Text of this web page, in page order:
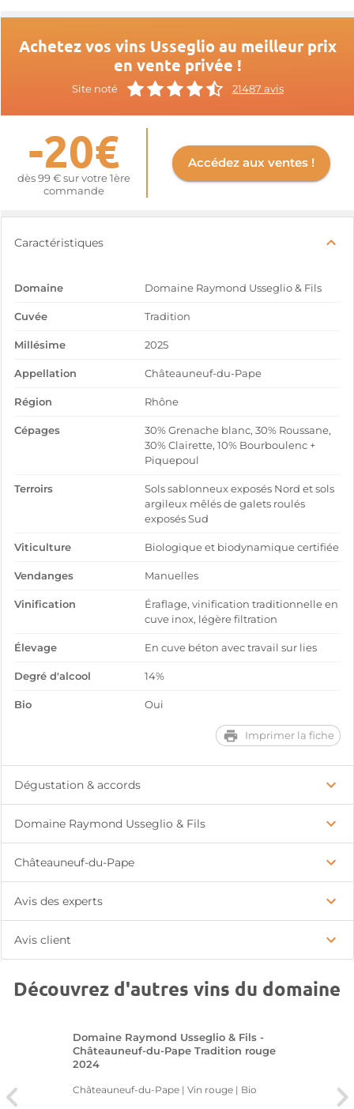
Achetez vos vins Usseglio au meilleur prix
en vente privée !
Site noté 21487 avis
-20€
dès 99 € sur votre 1ère
commande
Accédez aux ventes !
Caractéristiques
Domaine Domaine Raymond Usseglio & Fils
Cuvée Tradition
Millésime 2025
Appellation Châteauneuf-du-Pape
Région Rhône
Cépages
30% Grenache blanc, 30% Roussane,
30% Clairette, 10% Bourboulenc +
Piquepoul
Terroirs
Sols sablonneux exposés Nord et sols
argileux mêlés de galets roulés
exposés Sud
Viticulture Biologique et biodynamique certifiée
Vendanges Manuelles
Vinification
Éraflage, vinification traditionnelle en
cuve inox, légère filtration
Élevage En cuve béton avec travail sur lies
Degré d'alcool 14%
Bio Oui
Imprimer la fiche
Dégustation & accords
Domaine Raymond Usseglio & Fils
Châteauneuf-du-Pape
Avis des experts
Avis client
Découvrez d'autres vins du domaine
Domaine Raymond Usseglio & Fils -
Châteauneuf-du-Pape Tradition rouge
2024
Châteauneuf-du-Pape | Vin rouge| Bio